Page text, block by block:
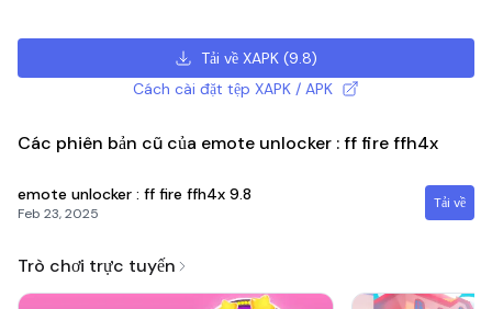
Tải về XAPK(9.8)
Cách cài đặt tệp XAPK / APK
Các phiên bản cũ của emote unlocker : ff fire ffh4x
emote unlocker : ff fire ffh4x 9.8
Feb 23, 2025
Tải về
Trò chơi trực tuyến